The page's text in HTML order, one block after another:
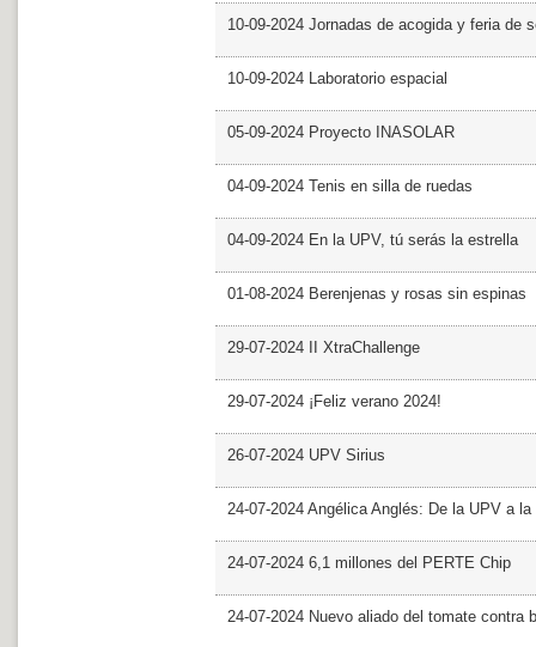
10-09-2024 Jornadas de acogida y feria de
10-09-2024 Laboratorio espacial
05-09-2024 Proyecto INASOLAR
04-09-2024 Tenis en silla de ruedas
04-09-2024 En la UPV, tú serás la estrella
01-08-2024 Berenjenas y rosas sin espinas
29-07-2024 II XtraChallenge
29-07-2024 ¡Feliz verano 2024!
26-07-2024 UPV Sirius
24-07-2024 Angélica Anglés: De la UPV a
24-07-2024 6,1 millones del PERTE Chip
24-07-2024 Nuevo aliado del tomate contra